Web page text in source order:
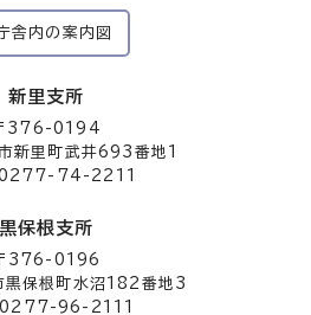
舎内の案内図
新里支所
376-0194
新里町武井693番地1
0277-74-2211
黒保根支所
376-0196
黒保根町水沼182番地3
0277-96-2111